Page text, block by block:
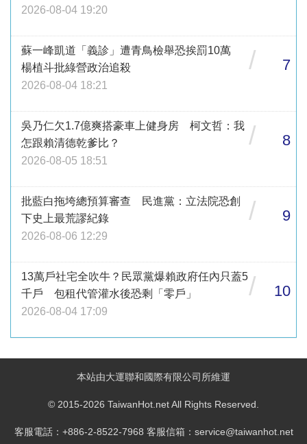
2026-08-04 19:20
蘇一峰凱道「義診」遭青鳥檢舉恐挨罰10萬
楊植斗批綠營政治追殺
2026-08-04 18:21
/ 7
吳乃仁欠1.7億爽搭豪車上健身房 柯文哲：我
怎跟賴清德乾爹比？
2026-08-05 18:51
/ 8
批藍白拖垮總預算審查 民進黨：立法院恐創
下史上最荒謬紀錄
2026-08-06 12:29
/ 9
13萬戶社宅全吹牛？民眾黨爆賴政府任內只蓋5
千戶 包租代管灌水後恐剩「零戶」
2026-08-04 17:09
/ 10
本站由大運聯和國際有限公司所維運
© 2015-2026 TaiwanHot.net All Rights Reserved.
客服電話：+886-2-8522-7968 客服信箱：service@taiwanhot.net